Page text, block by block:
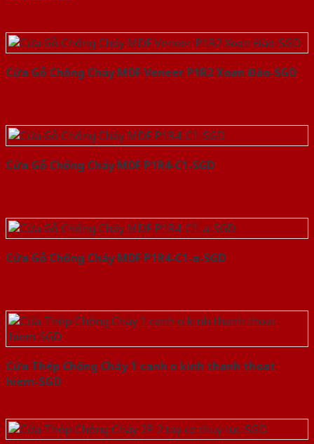
Cửa Gỗ Chống Cháy MDF Veneer P1R2 Xoan Đào-SGD
Cửa Gỗ Chống Cháy MDF P1R4-C1-SGD
Cửa Gỗ Chống Cháy MDF P1R4-C1-a-SGD
Cửa Thép Chống Cháy 1 canh o kinh thanh thoat
hiem-SGD